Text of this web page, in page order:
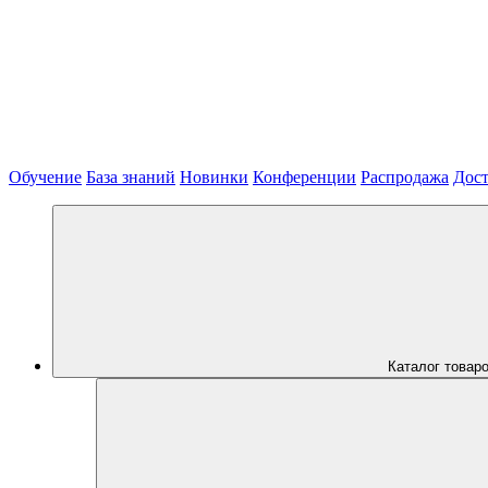
Обучение База знаний Новинки Конференции Распродажа
Каталог